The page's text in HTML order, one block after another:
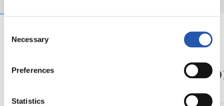
Selection
Necessary
Preferences
Statistics
Así se van a preparar
08/08/2026
Otra
nivel